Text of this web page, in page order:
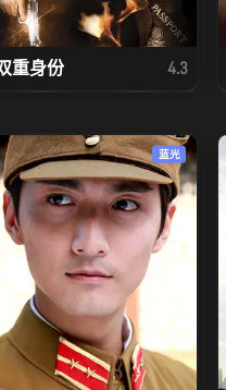
重身份 4.3
蓝光